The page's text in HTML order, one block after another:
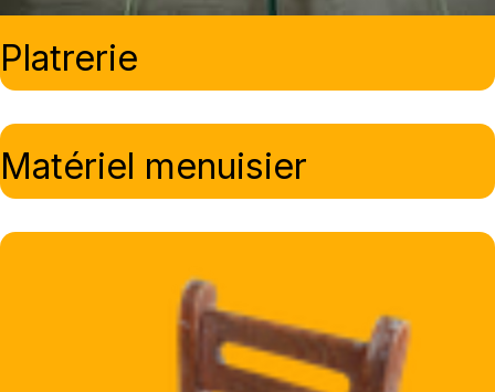
Platrerie
Matériel menuisier